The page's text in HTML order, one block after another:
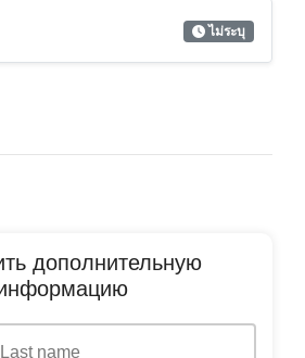
ไม่ระบุ
дополнительную